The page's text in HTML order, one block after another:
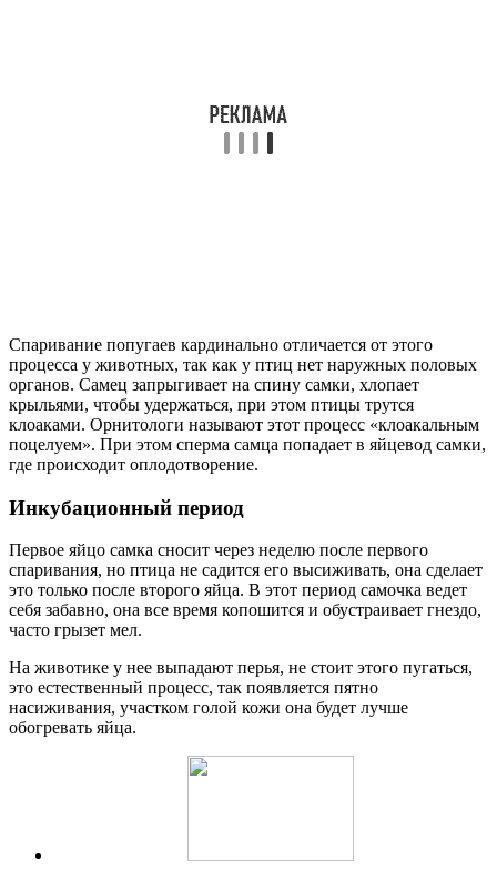
Спаривание попугаев кардинально отличается от этого
процесса у животных, так как у птиц нет наружных половых
органов. Самец запрыгивает на спину самки, хлопает
крыльями, чтобы удержаться, при этом птицы трутся
клоаками. Орнитологи называют этот процесс «клоакальным
поцелуем». При этом сперма самца попадает в яйцевод самки,
где происходит оплодотворение.
Инкубационный период
Первое яйцо самка сносит через неделю после первого
спаривания, но птица не садится его высиживать, она сделает
это только после второго яйца. В этот период самочка ведет
себя забавно, она все время копошится и обустраивает гнездо,
часто грызет мел.
На животике у нее выпадают перья, не стоит этого пугаться,
это естественный процесс, так появляется пятно
насиживания, участком голой кожи она будет лучше
обогревать яйца.